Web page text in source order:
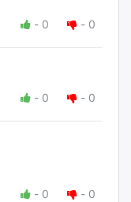
- 0 - 0
- 0 - 0
- 0 - 0